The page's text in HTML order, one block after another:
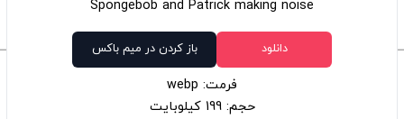
Spongebob and Patrick making noise
دانلود باز کردن در میم باکس
فرمت: webp
حجم: 199 کیلوبایت